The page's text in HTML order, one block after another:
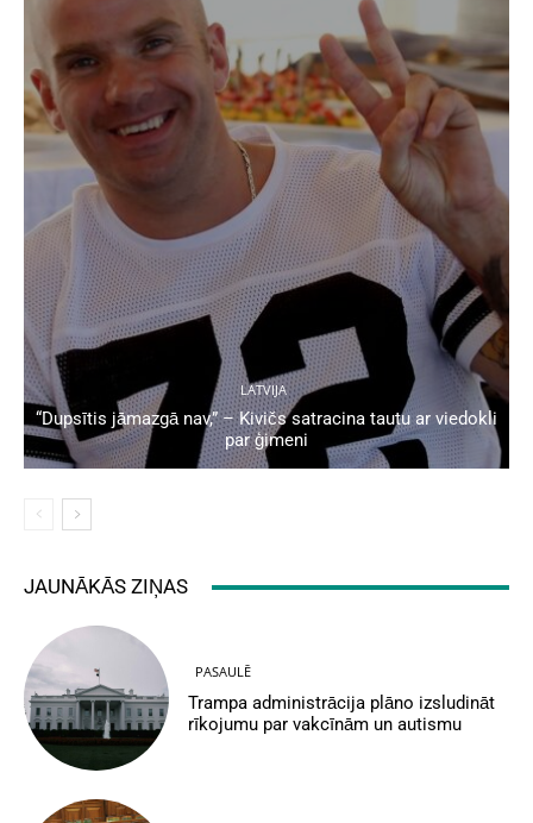
LATVIJA
“Dupsītis jāmazgā nav,” – Kivičs satracina tautu ar viedokli
par ģimeni
JAUNĀKĀS ZIŅAS
PASAULĒ
Trampa administrācija plāno izsludināt
rīkojumu par vakcīnām un autismu